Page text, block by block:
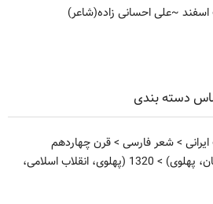
~علی احسانی زاده(شاعر)
دسته بندی
>شعر فارسی >قرن چهاردهم
پهلوی) >
1320 (پهلوی، انقلاب اسلامی،